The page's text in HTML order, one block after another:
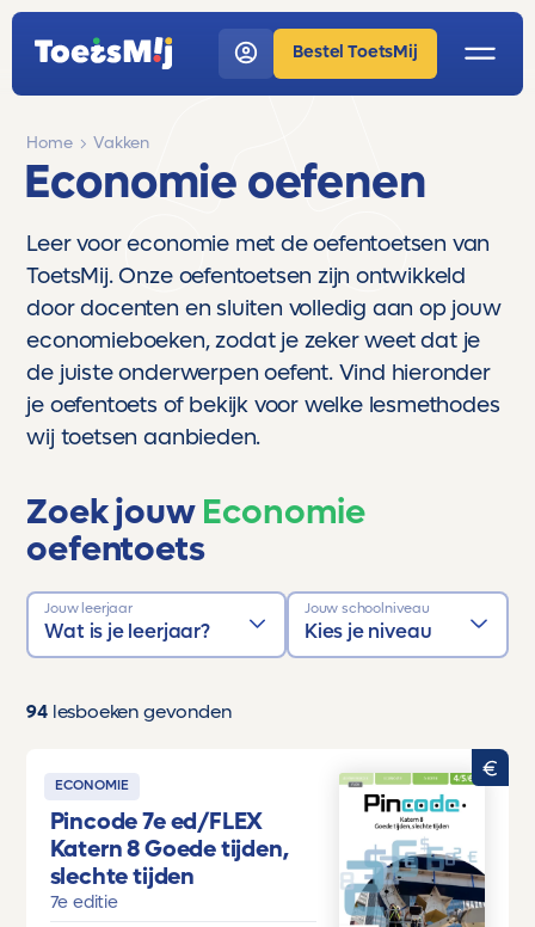
Bestel ToetsMij
Home Vakken
Economie oefenen
Leer voor economie met de oefentoetsen van
ToetsMij. Onze oefentoetsen zijn ontwikkeld
door docenten en sluiten volledig aan op jouw
economieboeken, zodat je zeker weet dat je
de juiste onderwerpen oefent. Vind hieronder
je oefentoets of bekijk voor welke lesmethodes
wij toetsen aanbieden.
Zoek jouwEconomie
oefentoets
Jouw leerjaar
Wat is je leerjaar?
Jouw schoolniveau
Kies je niveau
94 lesboeken gevonden
ECONOMIE
Pincode 7e ed/FLEX
Katern 8 Goede tijden,
slechte tijden
7e editie